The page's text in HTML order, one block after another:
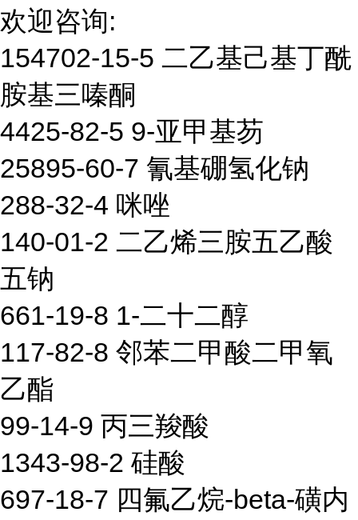
欢迎咨询:
154702-15-5 二乙基己基丁酰
胺基三嗪酮
4425-82-5 9-亚甲基芴
25895-60-7 氰基硼氢化钠
288-32-4 咪唑
140-01-2 二乙烯三胺五乙酸
五钠
661-19-8 1-二十二醇
117-82-8 邻苯二甲酸二甲氧
乙酯
99-14-9 丙三羧酸
1343-98-2 硅酸
697-18-7 四氟乙烷-beta-磺内